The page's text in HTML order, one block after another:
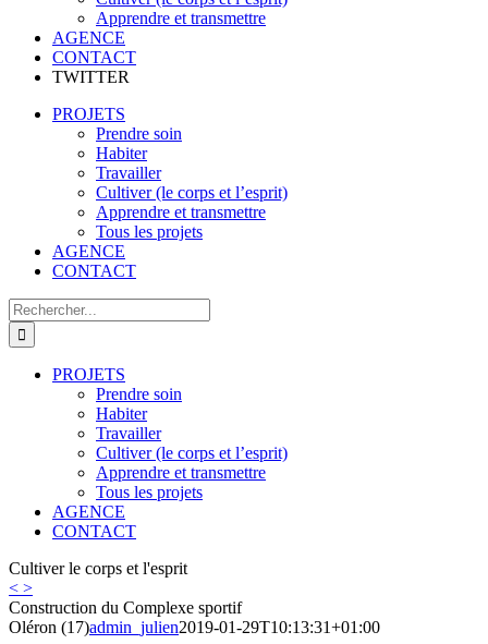
Apprendre et transmettre
AGENCE
CONTACT
TWITTER
PROJETS
Prendre soin
Habiter
Travailler
Cultiver (le corps et l’esprit)
Apprendre et transmettre
Tous les projets
AGENCE
CONTACT
Rechercher:
PROJETS
Prendre soin
Habiter
Travailler
Cultiver (le corps et l’esprit)
Apprendre et transmettre
Tous les projets
AGENCE
CONTACT
Cultiver le corps et l'esprit
< >
Construction du Complexe sportif
Oléron (17)admin_julien2019-01-29T10:13:31+01:00